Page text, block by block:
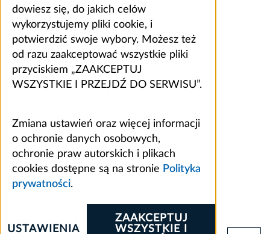
dowiesz się, do jakich celów
wykorzystujemy pliki cookie, i
potwierdzić swoje wybory. Możesz też
od razu zaakceptować wszystkie pliki
przyciskiem „ZAAKCEPTUJ
WSZYSTKIE I PRZEJDŹ DO SERWISU”.
Zmiana ustawień oraz więcej informacji
o ochronie danych osobowych,
ochronie praw autorskich i plikach
cookies dostępne są na stronie Polityka
prywatności.
ZAAKCEPTUJ
WSZYSTKIE I
USTAWIENIA